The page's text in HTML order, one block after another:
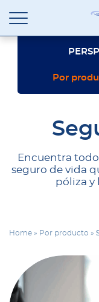
contenido
Por
Encuentra
seguro de vida
póliza y
Home » Por producto »